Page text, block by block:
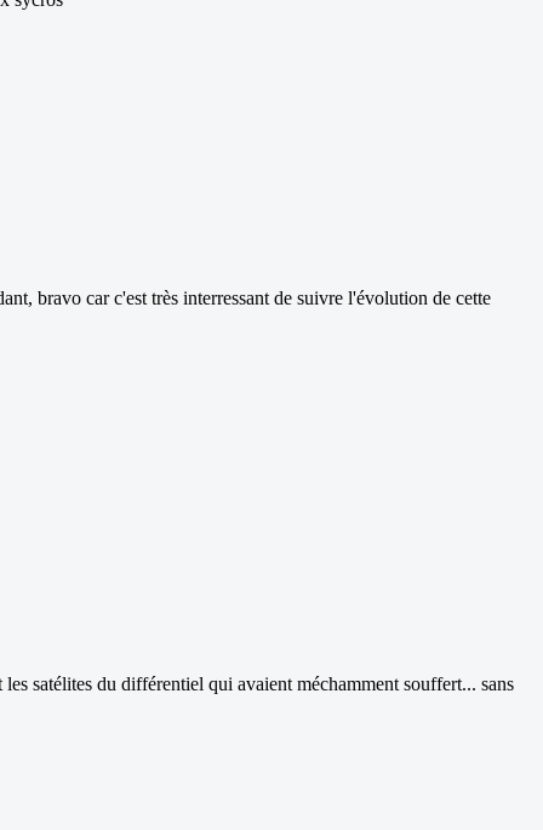
bravo car c'est très interressant de suivre l'évolution de cette
satélites du différentiel qui avaient méchamment souffert... sans